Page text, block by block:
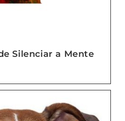
Silenciar a Mente